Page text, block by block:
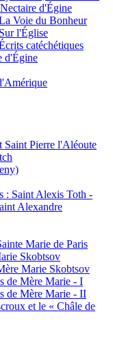
d'Égine
Voie du Bonheur
l'Église
catéchétiques
d'Égine
Saint Pierre l'Aléoute
: Saint Alexis Toth -
Alexandre
Marie de Paris
Skobtsov
Marie Skobtsov
de Mère Marie - I
de Mère Marie - II
et le « Châle de